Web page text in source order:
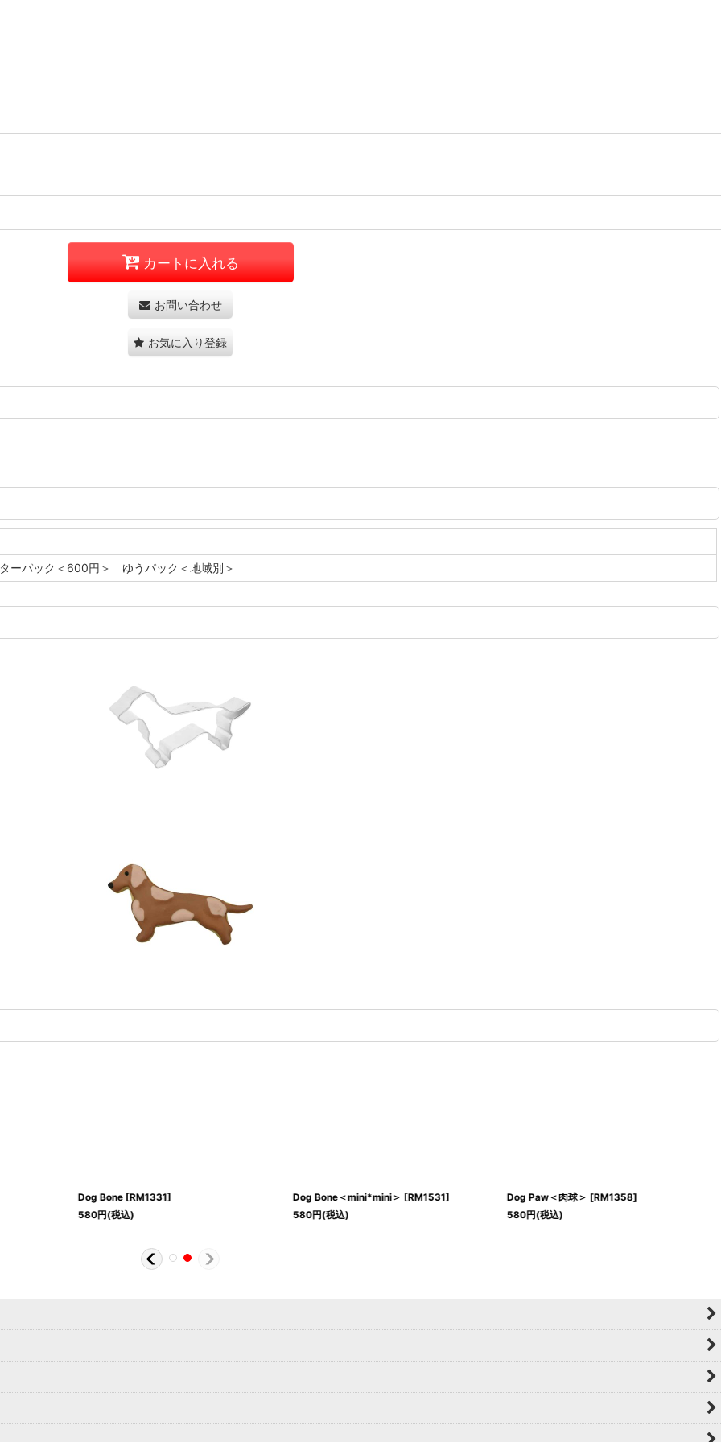
カートに入れる
お問い合わせ
お気に入り登録
ーパック＜600円＞ ゆうパック＜地域別＞
Dog Bone [RM1331]
580円(税込)
Dog Bone＜mini*mini＞ [RM1531]
580円(税込)
Dog Paw＜肉球＞ [RM1358]
580円(税込)